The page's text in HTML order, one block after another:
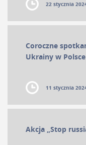
22 stycznia
Coroczne
Ukrainy w Polsce
11 stycznia
Akcja „Stop